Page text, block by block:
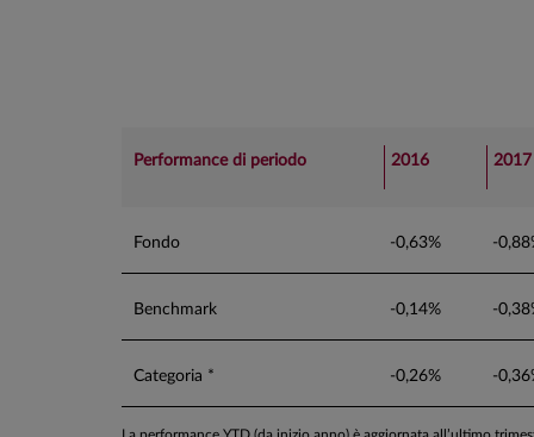
Performance di periodo 2016 2017
Fondo -0,63% -
Benchmark -0,14% -
Categoria * -0,26% -